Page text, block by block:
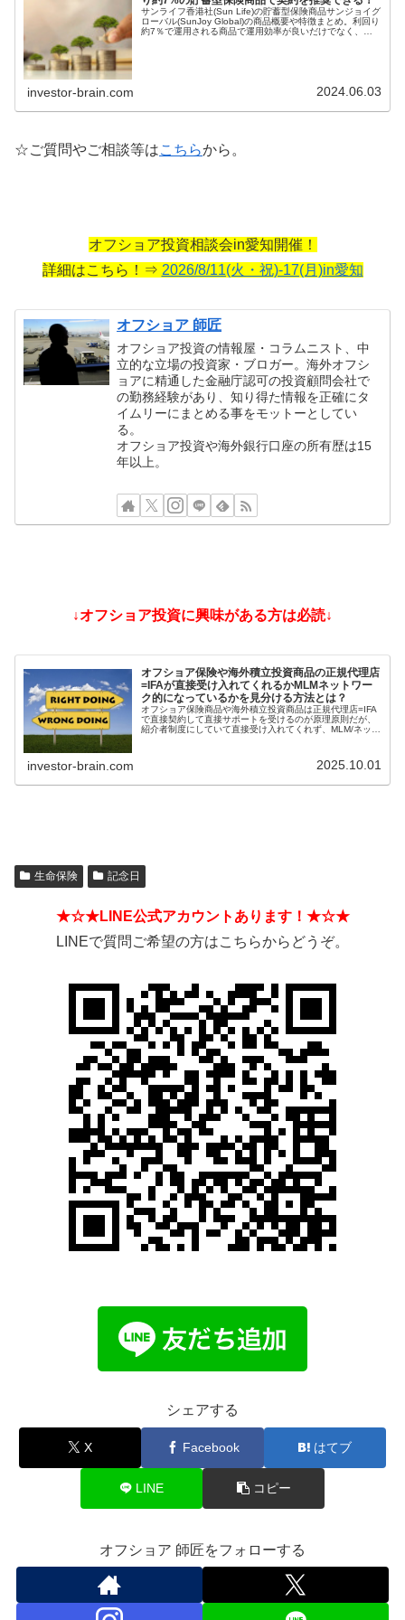
サンライフ香港社(Sun Life)の貯蓄型保険商品サンジョイグ
ローバル(SunJoy Global)の商品概要や特徴まとめ。利回り
約7％で運用される商品で運用効率が良いだけでなく、契
investor-brain.com 2024.06.03
☆ご質問やご相談等はこちらから。
オフショア投資相談会in愛知開催！
詳細はこちら！⇒ 2026/8/11(火・祝)-17(月)in愛知
オフショア 師匠
オフショア投資の情報屋・コラムニスト、中
立的な立場の投資家・ブロガー。海外オフシ
ョアに精通した金融庁認可の投資顧問会社で
の勤務経験があり、知り得た情報を正確にタ
イムリーにまとめる事をモットーとしてい
る。
オフショア投資や海外銀行口座の所有歴は15
年以上。
↓オフショア投資に興味がある方は必読↓
オフショア保険や海外積立投資商品の正規代理店
=IFAが直接受け入れてくれるかMLMネットワー
ク的になっているかを見分ける方法とは？
オフショア保険商品や海外積立投資商品は正規代理店=IFA
で直接契約して直接サポートを受けるのが原理原則だが、
紹介者制度にしていて直接受け入れてくれず、MLM/ネット
investor-brain.com 2025.10.01
生命保険 記念日
★☆★LINE公式アカウントあります！★☆★
LINEで質問ご希望の方はこちらからどうぞ。
シェアする
X Facebook はてブ
LINE コピー
オフショア 師匠をフォローする